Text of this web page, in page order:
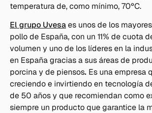
temperatura de, como mínimo, 70ºC.
El grupo Uvesaes unos de los
pollo de España, con un 11% de cuota
volumen y uno de los líderes en la
en España gracias a sus áreas de
porcina y de piensos. Es una empresa
creciendo e invirtiendo en tecnología
de 50 años y que recomiendan como
siempre un producto que garantice la